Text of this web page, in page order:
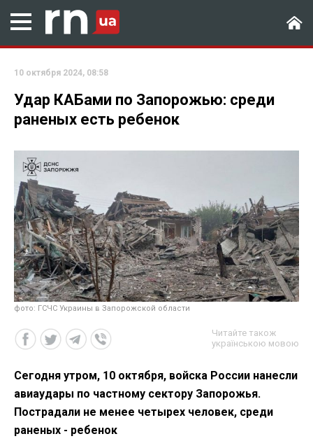
10 октября 2024, 08:58
Удар КАБами по Запорожью: среди
раненых есть ребенок
фото: ГСЧС Украины в Запорожской области
Читайте також
українською мовою
Сегодня утром, 10 октября, войска России нанесли
авиаудары по частному сектору Запорожья.
Пострадали не менее четырех человек, среди
раненых - ребенок